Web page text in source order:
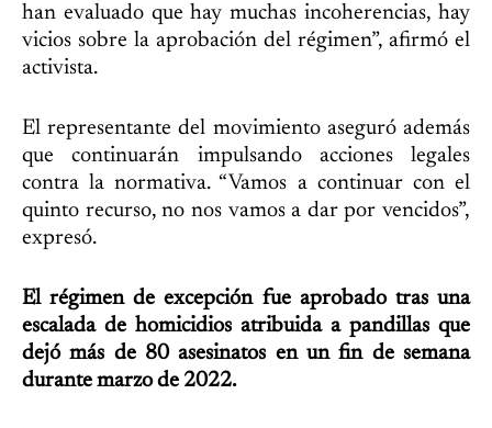
han evaluado que hay muchas incoherencias, hay
vicios sobre la aprobación del régimen”, afirmó el
activista.
El representante del movimiento aseguró además
que continuarán impulsando acciones legales
contra la normativa. “Vamos a continuar con el
quinto recurso, no nos vamos a dar por vencidos”,
expresó.
El régimen de excepción fue aprobado tras una
escalada de homicidios atribuida a pandillas que
dejó más de 80 asesinatos en un fin de semana
durante marzo de 2022.